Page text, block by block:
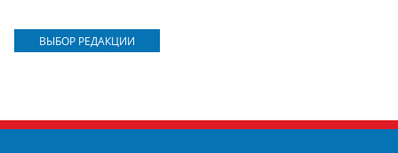
ВЫБОР РЕДАКЦИИ